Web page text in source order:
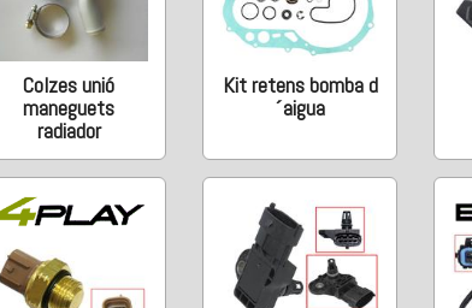
Colzes unió
maneguets
radiador
Kit retens bomba d
´aigua